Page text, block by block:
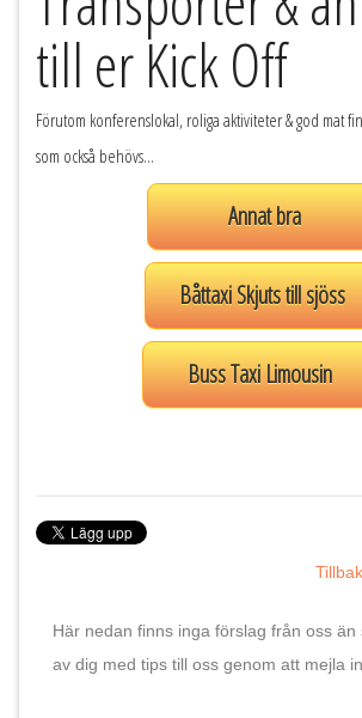
till er Kick Off
Förutom konferenslokal, roliga aktiviteter & god mat
som också behövs...
Annat bra
Båttaxi Skjuts till sjöss
Buss Taxi Limousin
Här nedan finns inga förslag från oss än
av dig med tips till oss genom att mejla